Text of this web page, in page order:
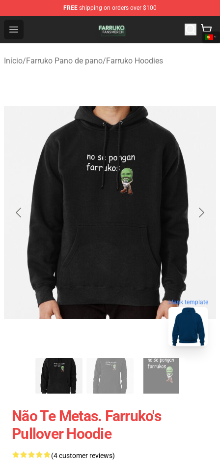
FREE shipping on orders over $100
Open menu
Farruko Shop - Official Farruko Merchandise Store
Início/Farruko Pano de pano/Farruko Hoodies
blank template
Não Te Metas. Farruko's
Pullover Hoodie
(4 customer reviews)